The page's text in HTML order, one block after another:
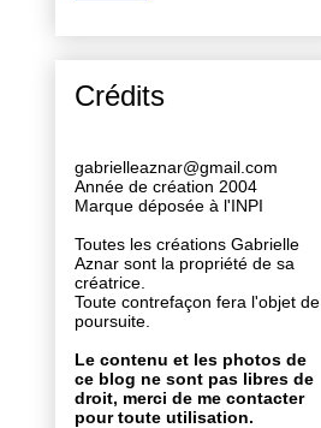
Crédits
gabrielleaznar@gmail.com
Année de création 2004
Marque déposée à l'INPI
Toutes les créations Gabrielle
Aznar sont la propriété de sa
créatrice.
Toute contrefaçon fera l'objet de
poursuite.
Le contenu et les photos de
ce blog ne sont pas libres de
droit, merci de me contacter
pour toute utilisation.